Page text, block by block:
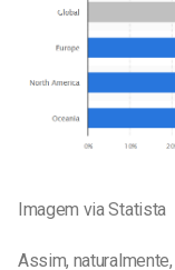
Imagem via Statista
Assim,